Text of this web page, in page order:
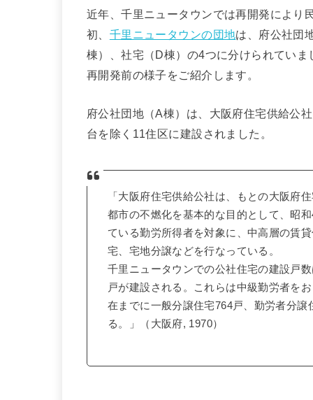
近年、千里ニュータウンでは再開発により
初、 千里ニュータウンの団地は、府公社団
棟）、社宅（D棟）の4つに分けられてい
再開発前の様子をご紹介します。
府公社団地（A棟）は、大阪府住宅供給公
台を除く11住区に建設されました。
「大阪府住宅供給公社は、もとの大阪府
都市の不燃化を基本的な目的として、昭
ている勤労所得者を対象に、中高層の賃
宅、宅地分譲などを行なっている。
千里ニュータウンでの公社住宅の建設戸
戸が建設される。これらは中級勤労者を
在までに一般分譲住宅764戸、勤労者分
る。」（大阪府, 1970）